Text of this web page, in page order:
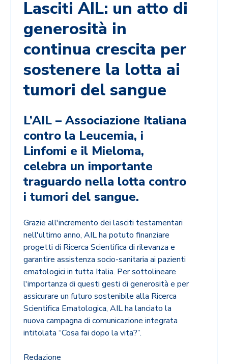
Lasciti AIL: un atto di
generosità in
continua crescita per
sostenere la lotta ai
tumori del sangue
L’AIL – Associazione Italiana
contro la Leucemia, i
Linfomi e il Mieloma,
celebra un importante
traguardo nella lotta contro
i tumori del sangue.
Grazie all'incremento dei lasciti testamentari
nell'ultimo anno, AIL ha potuto finanziare
progetti di Ricerca Scientifica di rilevanza e
garantire assistenza socio-sanitaria ai pazienti
ematologici in tutta Italia. Per sottolineare
l'importanza di questi gesti di generosità e per
assicurare un futuro sostenibile alla Ricerca
Scientifica Ematologica, AIL ha lanciato la
nuova campagna di comunicazione integrata
intitolata “Cosa fai dopo la vita?”.
Redazione